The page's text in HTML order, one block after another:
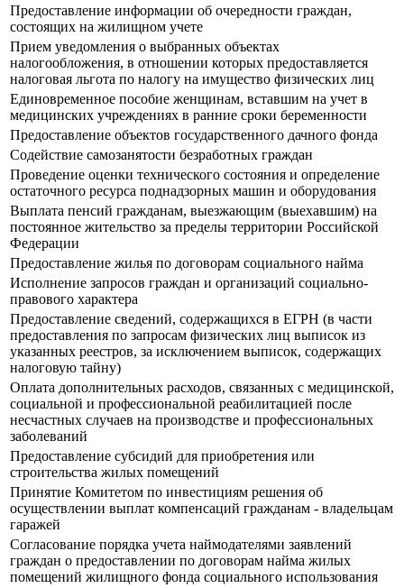
Предоставление информации об очередности граждан,
состоящих на жилищном учете
Прием уведомления о выбранных объектах
налогообложения, в отношении которых предоставляется
налоговая льгота по налогу на имущество физических лиц
Единовременное пособие женщинам, вставшим на учет в
медицинских учреждениях в ранние сроки беременности
Предоставление объектов государственного дачного фонда
Содействие самозанятости безработных граждан
Проведение оценки технического состояния и определение
остаточного ресурса поднадзорных машин и оборудования
Выплата пенсий гражданам, выезжающим (выехавшим) на
постоянное жительство за пределы территории Российской
Федерации
Предоставление жилья по договорам социального найма
Исполнение запросов граждан и организаций социально-
правового характера
Предоставление сведений, содержащихся в ЕГРН (в части
предоставления по запросам физических лиц выписок из
указанных реестров, за исключением выписок, содержащих
налоговую тайну)
Оплата дополнительных расходов, связанных с медицинской,
социальной и профессиональной реабилитацией после
несчастных случаев на производстве и профессиональных
заболеваний
Предоставление субсидий для приобретения или
строительства жилых помещений
Принятие Комитетом по инвестициям решения об
осуществлении выплат компенсаций гражданам - владельцам
гаражей
Согласование порядка учета наймодателями заявлений
граждан о предоставлении по договорам найма жилых
помещений жилищного фонда социального использования